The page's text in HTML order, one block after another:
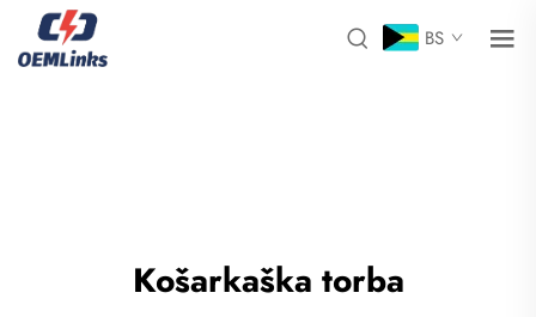
BS
Košarkaška torba